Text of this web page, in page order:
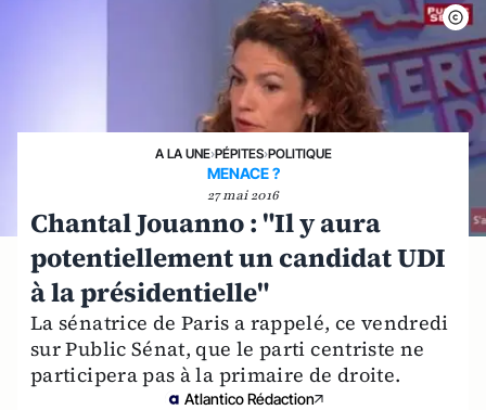
A LA UNE›PÉPITES›POLITIQUE
MENACE ?
27 mai 2016
Chantal Jouanno : "Il y aura
potentiellement un candidat UDI
à la présidentielle"
La sénatrice de Paris a rappelé, ce vendredi
sur Public Sénat, que le parti centriste ne
participera pas à la primaire de droite.
Atlantico Rédaction